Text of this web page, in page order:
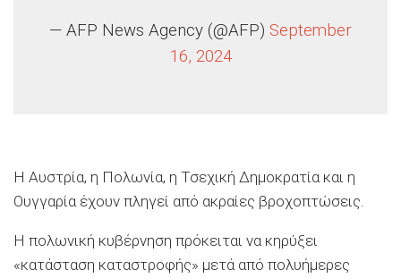
— AFP News Agency (@AFP) September
16, 2024
Η Αυστρία, η Πολωνία, η Τσεχική Δημοκρατία και η
Ουγγαρία έχουν πληγεί από ακραίες βροχοπτώσεις.
Η πολωνική κυβέρνηση πρόκειται να κηρύξει
«κατάσταση καταστροφής» μετά από πολυήμερες